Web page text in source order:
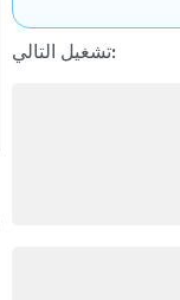
تشغيل التالي: